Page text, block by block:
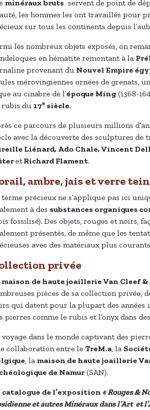
minéraux bruts servent de point de
les hommes les ont travaillés pour
sur tous les continents depuis
les nombreux objets exposés, on
en hématite remontant à la
provenant du Nouvel Empire
mérovingiennes ornées de grenats,
au cinabre de l’époque Ming(1368-
rubis du 17e siècle.
ce parcours de plusieurs millions
avec la découverte des sculptures de
Liénard, Ado Chale, Vincent
etRichard Flament.
ambre, jais et verre
terme précieux ne s’applique pas ici
à des substances organiques
fossilisé). Des objets, rouges et noirs,
présentés, de même que les
avec des matériaux plus
privée
maison de haute joaillerie Van Cleef
pièces de sa collection privée,
qui datent pour la plupart des années
pierres comme le rubis et l’onyx dans
voyage dans le monde captivant des
collaboration entre le TreM.a, la
, la maison de haute joaillerie
de Namur(SAN).
catalogue de l’exposition « Rouges &
et autres Minéraux dans l’Art et